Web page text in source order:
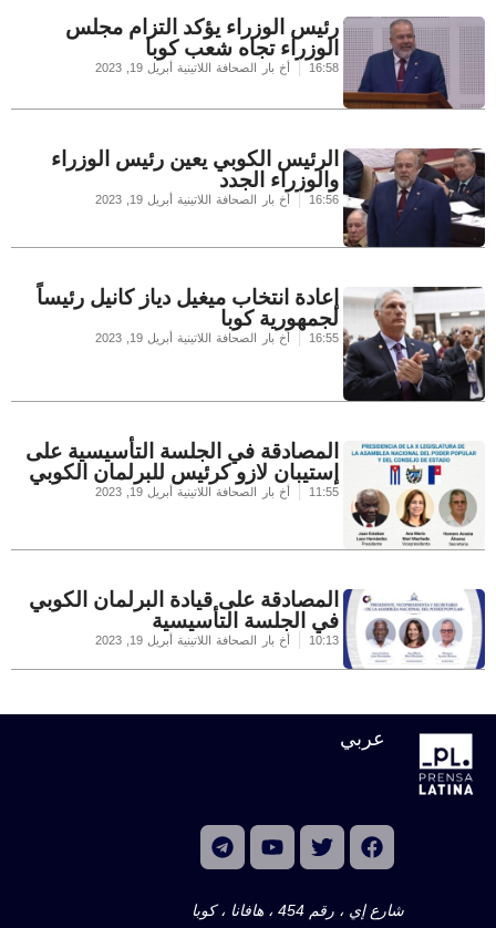
رئيس الوزراء يؤكد التزام مجلس
الوزراء تجاه شعب كوبا
16:58 أخ بار الصحافة اللاتينية أبريل 19, 2023
الرئيس الكوبي يعين رئيس الوزراء
والوزراء الجدد
16:56 أخ بار الصحافة اللاتينية أبريل 19, 2023
إعادة انتخاب ميغيل دياز كانيل رئيساً
لجمهورية كوبا
16:55 أخ بار الصحافة اللاتينية أبريل 19, 2023
المصادقة في الجلسة التأسيسية على
إستيبان لازو كرئيس للبرلمان الكوبي
11:55 أخ بار الصحافة اللاتينية أبريل 19, 2023
المصادقة على قيادة البرلمان الكوبي
في الجلسة التأسيسية
10:13 أخ بار الصحافة اللاتينية أبريل 19, 2023
عربي
شارع إي ، رقم 454 ، هافانا ، كوبا